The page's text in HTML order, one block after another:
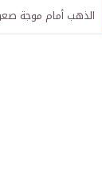
لماذا لا يُنصح